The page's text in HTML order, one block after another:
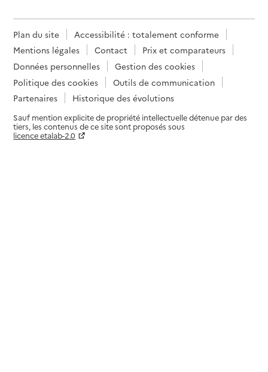
Plan du site
Accessibilité : totalement conforme
Mentions légales
Contact
Prix et comparateurs
Données personnelles
Gestion des cookies
Politique des cookies
Outils de communication
Partenaires
Historique des évolutions
Sauf mention explicite de propriété intellectuelle détenue par des
tiers, les contenus de ce site sont proposés sous
licence etalab-2.0